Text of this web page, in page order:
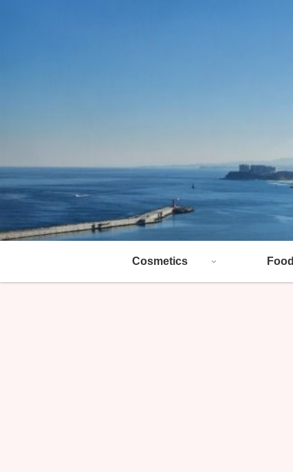
Cosmetics Food